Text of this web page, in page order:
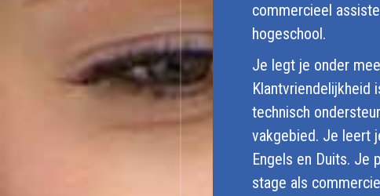
commercieel
hogeschool.
Je legt je onder
Klantvriendelijkheid
technisch
vakgebied. Je leert
Engels en Duits. Je
stage als